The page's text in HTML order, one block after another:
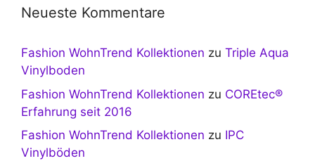
Neueste Kommentare
Fashion WohnTrend Kollektionen zu Triple Aqua
Vinylboden
Fashion WohnTrend Kollektionen zu COREtec®
Erfahrung seit 2016
Fashion WohnTrend Kollektionen zu IPC
Vinylböden